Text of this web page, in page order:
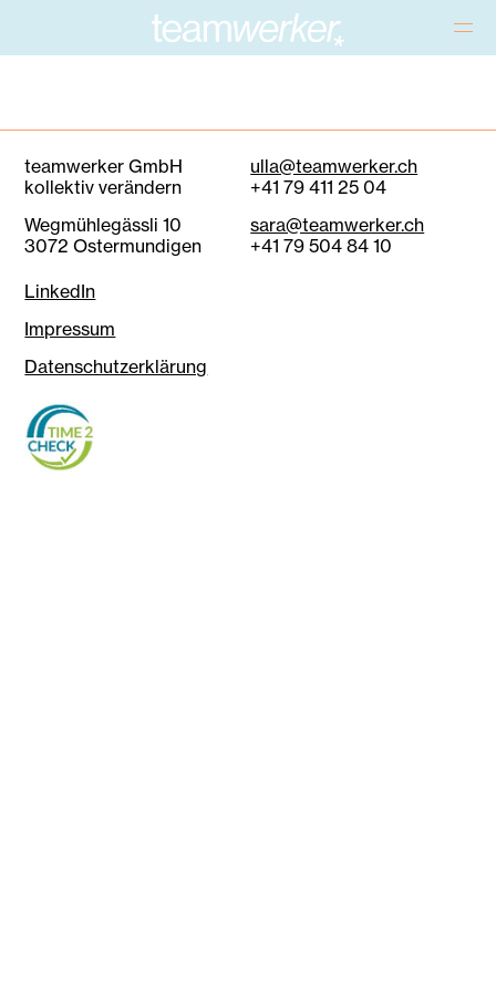
teamwerker GmbH
kollektiv verändern
Wegmühlegässli 10
3072 Ostermundigen
ulla@teamwerker.ch
+41 79 411 25 04
sara@teamwerker.ch
+41 79 504 84 10
LinkedIn
Impressum
Datenschutzerklärung